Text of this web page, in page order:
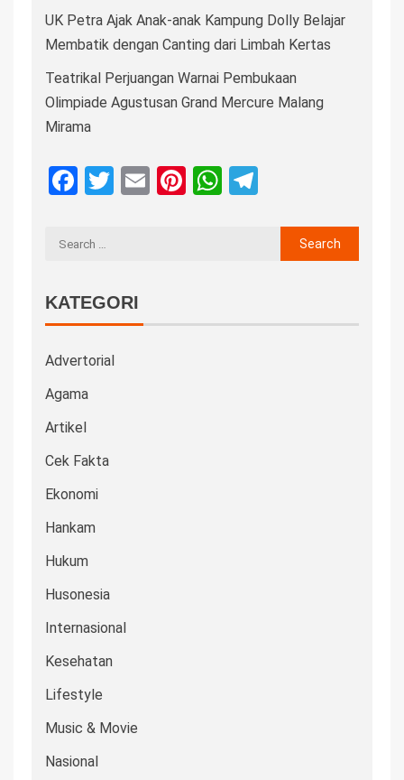
UK Petra Ajak Anak-anak Kampung Dolly Belajar
Membatik dengan Canting dari Limbah Kertas
Teatrikal Perjuangan Warnai Pembukaan
Olimpiade Agustusan Grand Mercure Malang
Mirama
Facebook
Twitter
EmailPinterest
WhatsApp
KATEGORI
Advertorial
Agama
Artikel
Cek Fakta
Ekonomi
Hankam
Hukum
Husonesia
Internasional
Kesehatan
Lifestyle
Music & Movie
Nasional